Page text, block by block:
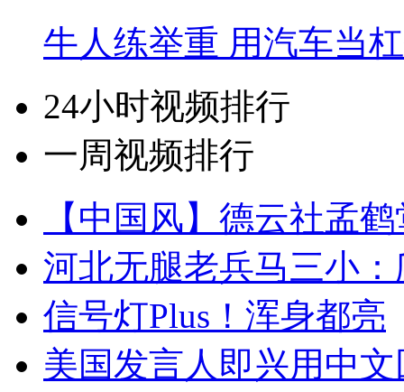
牛人练举重 用汽车当
24小时视频排行
一周视频排行
【中国风】德云社孟
河北无腿老兵马三小
信号灯Plus！浑身都亮
美国发言人即兴用中